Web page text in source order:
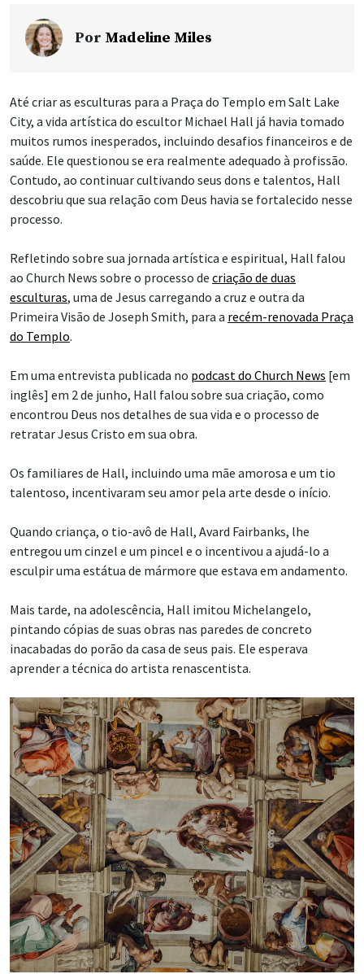
Por Madeline Miles
Até criar as esculturas para a Praça do Templo em Salt Lake
City, a vida artística do escultor Michael Hall já havia tomado
muitos rumos inesperados, incluindo desafios financeiros e de
saúde. Ele questionou se era realmente adequado à profissão.
Contudo, ao continuar cultivando seus dons e talentos, Hall
descobriu que sua relação com Deus havia se fortalecido nesse
processo.
Refletindo sobre sua jornada artística e espiritual, Hall falou
ao Church News sobre o processo de criação de duas
esculturas, uma de Jesus carregando a cruz e outra da
Primeira Visão de Joseph Smith, para a recém-renovada Praça
do Templo.
Em uma entrevista publicada no podcast do Church News [em
inglês] em 2 de junho, Hall falou sobre sua criação, como
encontrou Deus nos detalhes de sua vida e o processo de
retratar Jesus Cristo em sua obra.
Os familiares de Hall, incluindo uma mãe amorosa e um tio
talentoso, incentivaram seu amor pela arte desde o início.
Quando criança, o tio-avô de Hall, Avard Fairbanks, lhe
entregou um cinzel e um pincel e o incentivou a ajudá-lo a
esculpir uma estátua de mármore que estava em andamento.
Mais tarde, na adolescência, Hall imitou Michelangelo,
pintando cópias de suas obras nas paredes de concreto
inacabadas do porão da casa de seus pais. Ele esperava
aprender a técnica do artista renascentista.